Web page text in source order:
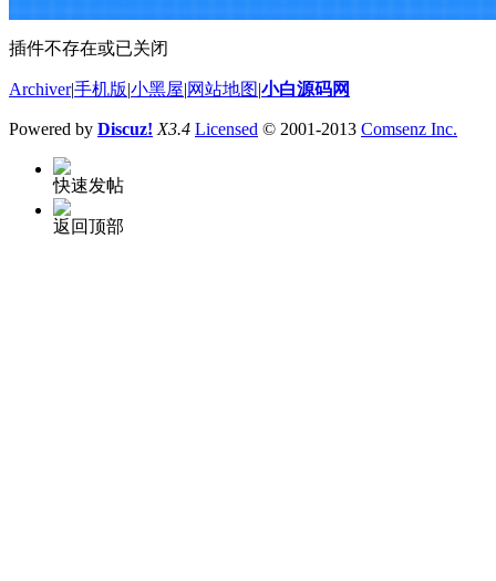
插件不存在或已关闭
Archiver|手机版 小黑屋 网站地图 小白源码网
Powered by Discuz! X3.4 Licensed © 2001-2013 Comsenz Inc.
快速发帖
返回顶部